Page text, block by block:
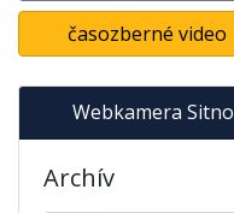
časozberné video
Webkamera Sitno
Archív